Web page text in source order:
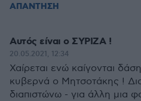
ΑΠΑΝΤΗΣΗ
Αυτός είναι ο ΣΥΡΙΖΑ !
20.05.2021, 12:34
Χαίρεται ενώ καίγονται
κυβερνά ο Μητσοτάκης !
διαπιστώνω - για άλλη μια